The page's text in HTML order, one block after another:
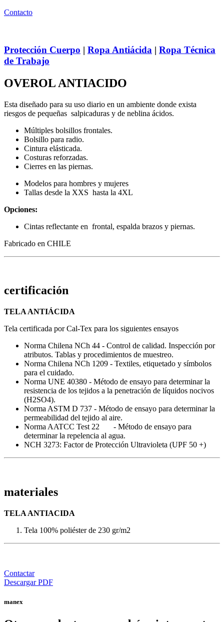
Contacto
Protección Cuerpo | Ropa Antiácida | Ropa Técnica
de Trabajo
OVEROL ANTIACIDO
Esta diseñado para su uso diario en un ambiente donde exista
riesgos de pequeñas salpicaduras y de neblina ácidos.
Múltiples bolsillos frontales.
Bolsillo para radio.
Cintura elásticada.
Costuras reforzadas.
Cierres en las piernas.
Modelos para hombres y mujeres
Tallas desde la XXS hasta la 4XL
Opciones:
Cintas reflectante en frontal, espalda brazos y piernas.
Fabricado en CHILE
certificación
TELA ANTIÁCIDA
Tela certificada por Cal-Tex para los siguientes ensayos
Norma Chilena NCh 44 - Control de calidad. Inspección por
atributos. Tablas y procedimientos de muestreo.
Norma Chilena NCh 1209 - Textiles, etiquetado y símbolos
para el cuidado.
Norma UNE 40380 - Método de ensayo para determinar la
resistencia de los tejidos a la penetración de líquidos nocivos
(H2SO4).
Norma ASTM D 737 - Método de ensayo para determinar la
permeabilidad del tejido al aire.
Norma AATCC Test 22 - Método de ensayo para
determinar la repelencia al agua.
NCH 3273: Factor de Protección Ultravioleta (UPF 50 +)
materiales
TELA ANTIACIDA
Tela 100% poliéster de 230 gr/m2
Contactar
Descargar PDF
manex